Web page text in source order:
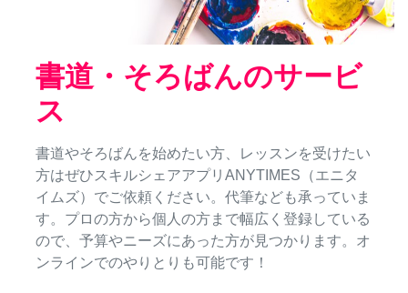
書道・そろばんのサービ
ス
書道やそろばんを始めたい方、レッスンを受けたい
方はぜひスキルシェアアプリANYTIMES（エニタ
イムズ）でご依頼ください。代筆なども承っていま
す。プロの方から個人の方まで幅広く登録している
ので、予算やニーズにあった方が見つかります。オ
ンラインでのやりとりも可能です！